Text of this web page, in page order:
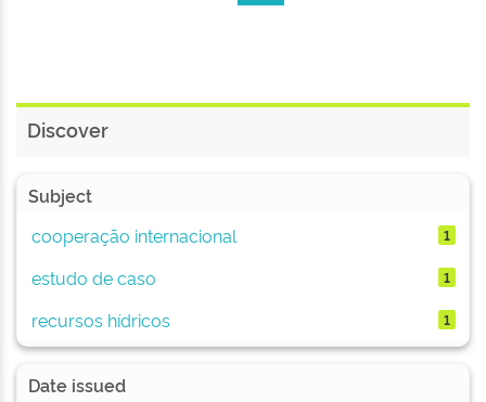
Discover
Subject
cooperação internacional
1
estudo de caso 1
recursos hídricos 1
Date issued